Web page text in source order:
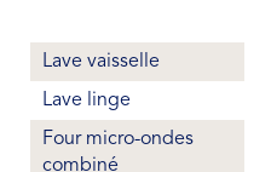
Lave vaisselle
Lave linge
Four micro-ondes
combiné